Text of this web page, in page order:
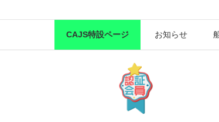
CAJS特設ページ お知らせ